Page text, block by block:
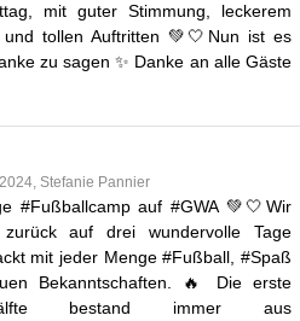
mit guter Stimmung, leckerem
tollen Auftritten 💚🤍Nun ist es
zu sagen ✨ Danke an alle Gäste
Stefanie Pannier
#Fußballcamp auf #GWA 💚🤍Wir
zurück auf drei wundervolle Tage
mit jeder Menge #Fußball, #Spaß
Bekanntschaften. 🔥 Die erste
bestand immer aus